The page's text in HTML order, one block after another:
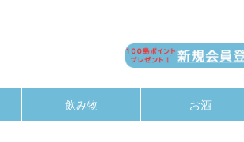
飲み物 お酒